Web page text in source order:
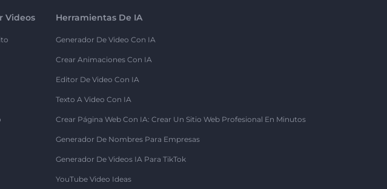
Videos Herramientas De IA
Generador De Video Con IA
Crear Animaciones Con IA
Editor De Video Con IA
Texto A Video Con IA
Crear Página Web Con IA: Crear Un Sitio Web Profesional En Minutos
Generador De Nombres Para Empresas
Generador De Videos IA Para TikTok
YouTube Video Ideas